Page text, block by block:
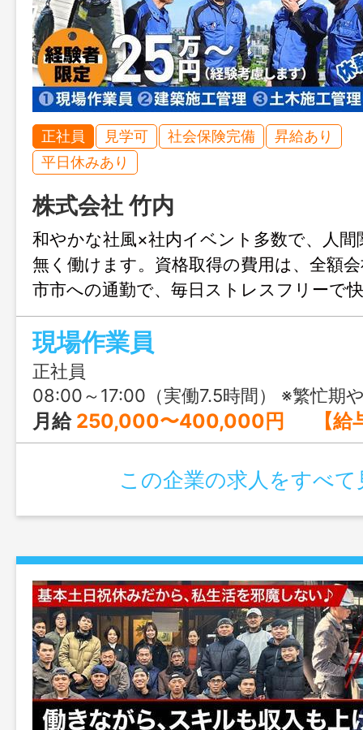
正社員 見学可 社会保険完備
昇給あり
平日休みあり
株式会社 竹内
和やかな社風×社内イベント多数で、人
無く働けます。資格取得の費用は、全額
市市への通勤で、毎日ストレスフリーで
すよ♪ 経験を活かして更なるスキルアッ
んか？
現場作業員
正社員
08:00～17:00（実働7.5時間） ※繁忙期や仕事の状況によっては勤務時間の
月給 250,000〜400,000円 【給与の内訳】 基本給 ：170,000～220,000円 現場手当：80,000～
この企業の求人をすべて